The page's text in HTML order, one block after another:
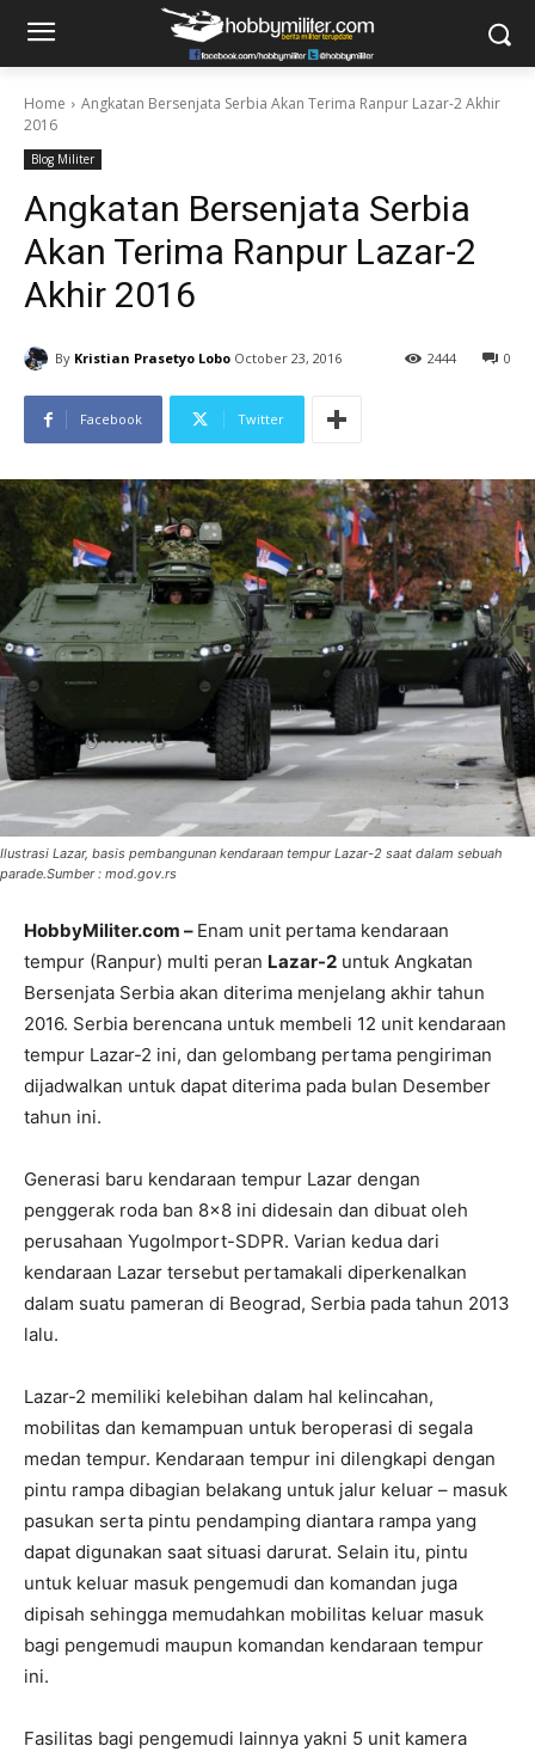
Home
Angkatan Bersenjata Serbia Akan Terima Ranpur Lazar-2 Akhir
2016
Blog Militer
Angkatan Bersenjata Serbia
Akan Terima Ranpur Lazar-2
Akhir 2016
By Kristian Prasetyo Lobo October 23, 2016 0
2444
Facebook Twitter
Ilustrasi Lazar, basis pembangunan kendaraan tempur Lazar-2 saat dalam sebuah
parade.Sumber : mod.gov.rs
HobbyMiliter.com – Enam unit pertama kendaraan
tempur (Ranpur) multi peran Lazar-2 untuk Angkatan
Bersenjata Serbia akan diterima menjelang akhir tahun
2016. Serbia berencana untuk membeli 12 unit kendaraan
tempur Lazar-2 ini, dan gelombang pertama pengiriman
dijadwalkan untuk dapat diterima pada bulan Desember
tahun ini.
Generasi baru kendaraan tempur Lazar dengan
penggerak roda ban 8×8 ini didesain dan dibuat oleh
perusahaan YugoImport-SDPR. Varian kedua dari
kendaraan Lazar tersebut pertamakali diperkenalkan
dalam suatu pameran di Beograd, Serbia pada tahun 2013
lalu.
Lazar-2 memiliki kelebihan dalam hal kelincahan,
mobilitas dan kemampuan untuk beroperasi di segala
medan tempur. Kendaraan tempur ini dilengkapi dengan
pintu rampa dibagian belakang untuk jalur keluar – masuk
pasukan serta pintu pendamping diantara rampa yang
dapat digunakan saat situasi darurat. Selain itu, pintu
untuk keluar masuk pengemudi dan komandan juga
dipisah sehingga memudahkan mobilitas keluar masuk
bagi pengemudi maupun komandan kendaraan tempur
ini.
Fasilitas bagi pengemudi lainnya yakni 5 unit kamera